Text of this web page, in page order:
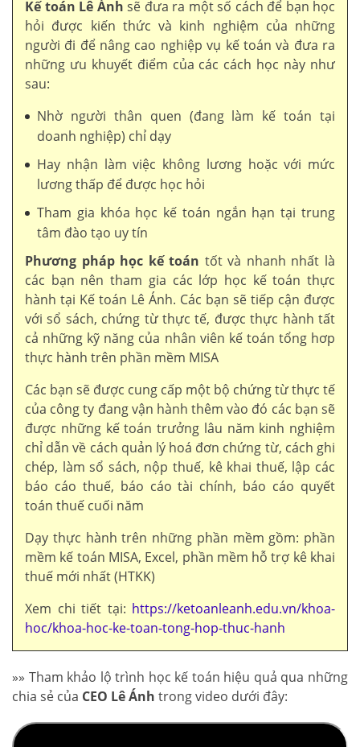
Kế toán Lê Ánh sẽ đưa ra một số cách để bạn học
hỏi được kiến thức và kinh nghiệm của những
người đi để nâng cao nghiệp vụ kế toán và đưa ra
những ưu khuyết điểm của các cách học này như
sau:
Nhờ người thân quen (đang làm kế toán tại
doanh nghiệp) chỉ dạy
Hay nhận làm việc không lương hoặc với mức
lương thấp để được học hỏi
Tham gia khóa học kế toán ngắn hạn tại trung
tâm đào tạo uy tín
Phương pháp học kế toán tốt và nhanh nhất là
các bạn nên tham gia các lớp học kế toán thực
hành tại Kế toán Lê Ánh. Các bạn sẽ tiếp cận được
với sổ sách, chứng từ thực tế, được thực hành tất
cả những kỹ năng của nhân viên kế toán tổng hơp
thực hành trên phần mềm MISA
Các bạn sẽ được cung cấp một bộ chứng từ thực tế
của công ty đang vận hành thêm vào đó các bạn sẽ
được những kế toán trưởng lâu năm kinh nghiệm
chỉ dẫn về cách quản lý hoá đơn chứng từ, cách ghi
chép, làm sổ sách, nộp thuế, kê khai thuế, lập các
báo cáo thuế, báo cáo tài chính, báo cáo quyết
toán thuế cuối năm
Dạy thực hành trên những phần mềm gồm: phần
mềm kế toán MISA, Excel, phần mềm hỗ trợ kê khai
thuế mới nhất (HTKK)
Xem chi tiết tại: https://ketoanleanh.edu.vn/khoa-
hoc/khoa-hoc-ke-toan-tong-hop-thuc-hanh
»» Tham khảo lộ trình học kế toán hiệu quả qua những
chia sẻ của CEO Lê Ánh trong video dưới đây: